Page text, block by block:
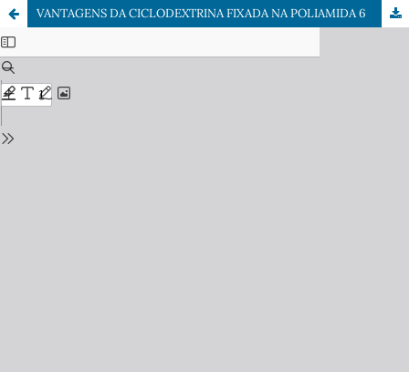
VANTAGENS DA CICLODEXTRINA FIXADA NA POLIAMIDA 6